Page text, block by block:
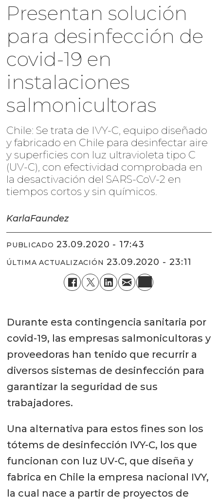
Presentan solución
para desinfección de
covid-19 en
instalaciones
salmonicultoras
Chile: Se trata de IVY-C, equipo diseñado
y fabricado en Chile para desinfectar aire
y superficies con luz ultravioleta tipo C
(UV-C), con efectividad comprobada en
la desactivación del SARS-CoV-2 en
tiempos cortos y sin químicos.
KarlaFaundez
PUBLICADO 23.09.2020 - 17:43
ÚLTIMA ACTUALIZACIÓN 23.09.2020 - 23:11
Durante esta contingencia sanitaria por
covid-19, las empresas salmonicultoras y
proveedoras han tenido que recurrir a
diversos sistemas de desinfección para
garantizar la seguridad de sus
trabajadores.
Una alternativa para estos fines son los
tótems de desinfección IVY-C, los que
funcionan con luz UV-C, que diseña y
fabrica en Chile la empresa nacional IVY,
la cual nace a partir de proyectos de